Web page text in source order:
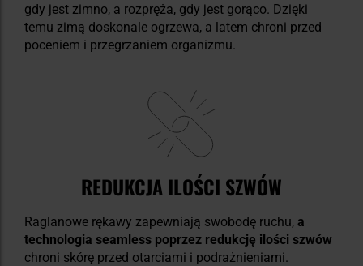
gdy jest zimno, a rozpręża, gdy jest gorąco. Dzięki
temu zimą doskonale ogrzewa, a latem chroni przed
poceniem i przegrzaniem organizmu.
REDUKCJA ILOŚCI SZWÓW
Raglanowe rękawy zapewniają swobodę ruchu, a
technologia seamless poprzez redukcję ilości szwów
chroni skórę przed otarciami i podrażnieniami.